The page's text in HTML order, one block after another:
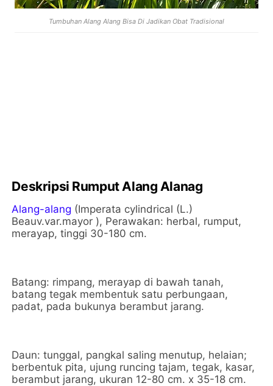
Tumbuhan Alang Alang Bisa Di Jadikan Obat Tradisional
Deskripsi Rumput Alang Alanag
Alang-alang (Imperata cylindrical (L.)
Beauv.var.mayor ), Perawakan: herbal, rumput,
merayap, tinggi 30-180 cm.
Batang: rimpang, merayap di bawah tanah,
batang tegak membentuk satu perbungaan,
padat, pada bukunya berambut jarang.
Daun: tunggal, pangkal saling menutup, helaian;
berbentuk pita, ujung runcing tajam, tegak, kasar,
berambut jarang, ukuran 12-80 cm. x 35-18 cm.